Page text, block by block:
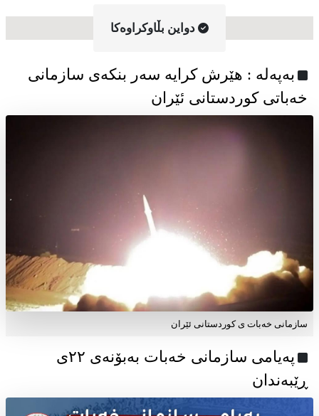
دواین بڵاوکراوه‌کا
به‌په‌له‌ : هێرش کرایە سەر بنکەی سازمانی
خەباتی کوردستانی ئێران
سازمانی خەبات ی کوردستانی ئێران
پەیامی سازمانی خەبات بەبۆنەی ۲۲ی
ڕێبەندان